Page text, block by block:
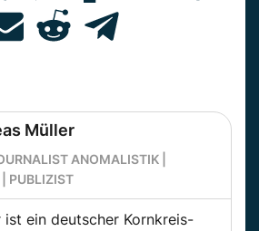
Müller
ANOMALISTIK |
PUBLIZIST
ist ein deutscher Kornkreis-